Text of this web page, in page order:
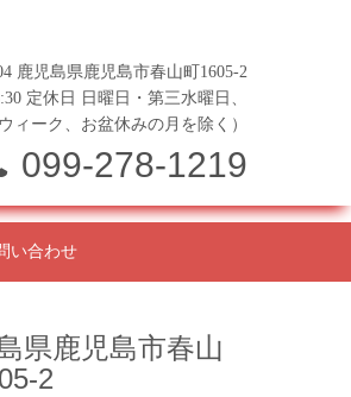
鹿児島県鹿児島市春山町1605-2
定休日 日曜日・第三水曜日、
ィーク、お盆休みの月を除く）
099-278-1219
い合わせ
県鹿児島市春山
2